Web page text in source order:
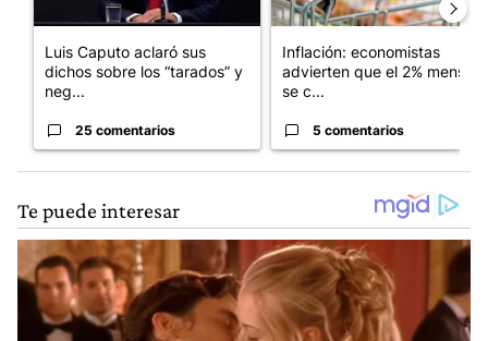
Luis Caputo aclaró sus
dichos sobre los “tarados” y
neg...
25 comentarios
Inflación: economistas
advierten que el 2% mensual
se c...
5 comentarios